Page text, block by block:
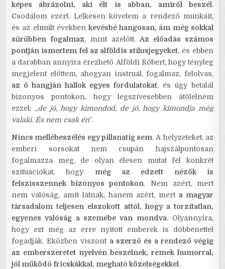
képes ábrázolni, aki élt is abban, amiről beszél.
Csodálom ezért. Lelkesen követem a rendező munkáit,
és az elmúlt években kevésbé hangosan, ám még sokkal
sűrűbben fogalmaz, mint azelőtt.Az előadás számos
pontján ismertem fel az alföldis stílusjegyeket, és ebben
a darabban annyira érezhető Alföldi Róbert, hogy tényleg
megjelent előttem, ahogyan instruál, fogalmaz, felolvas,
az ő hangján hallok egyes fordulatokat, és úgy betalál
bizonyos pontokon, hogy legszívesebben átölelném
ezzel: „de jó, hogy kimondod, de jó, hogy kimondja még
valaki. És nem csak én”.
Nincs mellébeszélés egy pillanatig sem. A helyzeteket, az
emberi sorsokat nem csupán hajszálpontosan
fogalmazza meg, de olyan élesen mutat fel konkrét
szituációkat, hogy még az edzett nézők is
felszisszennek bizonyos pontokon. Nem azért, mert
nem valóság, amit látnak, hanem azért, mert a magyar
társadalom teljesen elszokott attól, hogy a torzítatlan,
egyenes valóság a szemébe van mondva. Olyannyira,
hogy ezt még az erre nyitott emberek is döbbenettel
fogadják. Eközben viszont a szerző és a rendező végig
az emberszeretet nyelvén beszélnek, remek humorral,
jól működő fricskákkal, megható közelségekkel.